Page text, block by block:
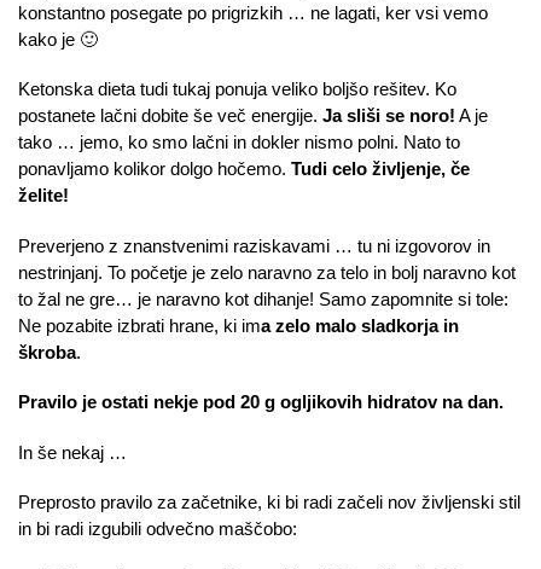
konstantno posegate po prigrizkih … ne lagati, ker vsi vemo
kako je 🙂
Ketonska dieta tudi tukaj ponuja veliko boljšo rešitev. Ko
postanete lačni dobite še več energije. Ja sliši se noro! A je
tako … jemo, ko smo lačni in dokler nismo polni. Nato to
ponavljamo kolikor dolgo hočemo. Tudi celo življenje, če
želite!
Preverjeno z znanstvenimi raziskavami … tu ni izgovorov in
nestrinjanj. To početje je zelo naravno za telo in bolj naravno kot
to žal ne gre… je naravno kot dihanje! Samo zapomnite si tole:
Ne pozabite izbrati hrane, ki ima zelo malo sladkorja in
škroba.
Pravilo je ostati nekje pod 20 g ogljikovih hidratov na dan.
In še nekaj …
Preprosto pravilo za začetnike, ki bi radi začeli nov življenski stil
in bi radi izgubili odvečno maščobo: